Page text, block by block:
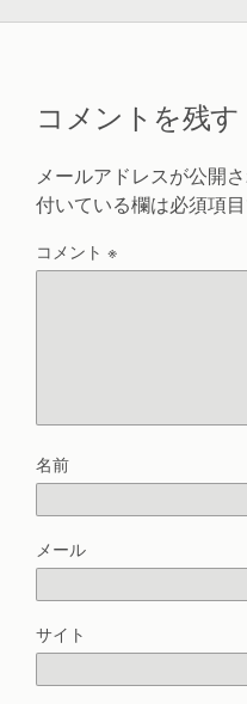
コメントを残す
メールアドレスが公開
付いている欄は必須項
コメント ※
名前
メール
サイト